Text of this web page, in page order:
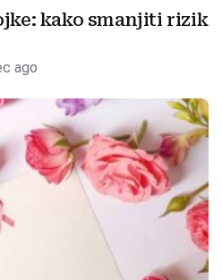
kako smanjiti rizik
ago